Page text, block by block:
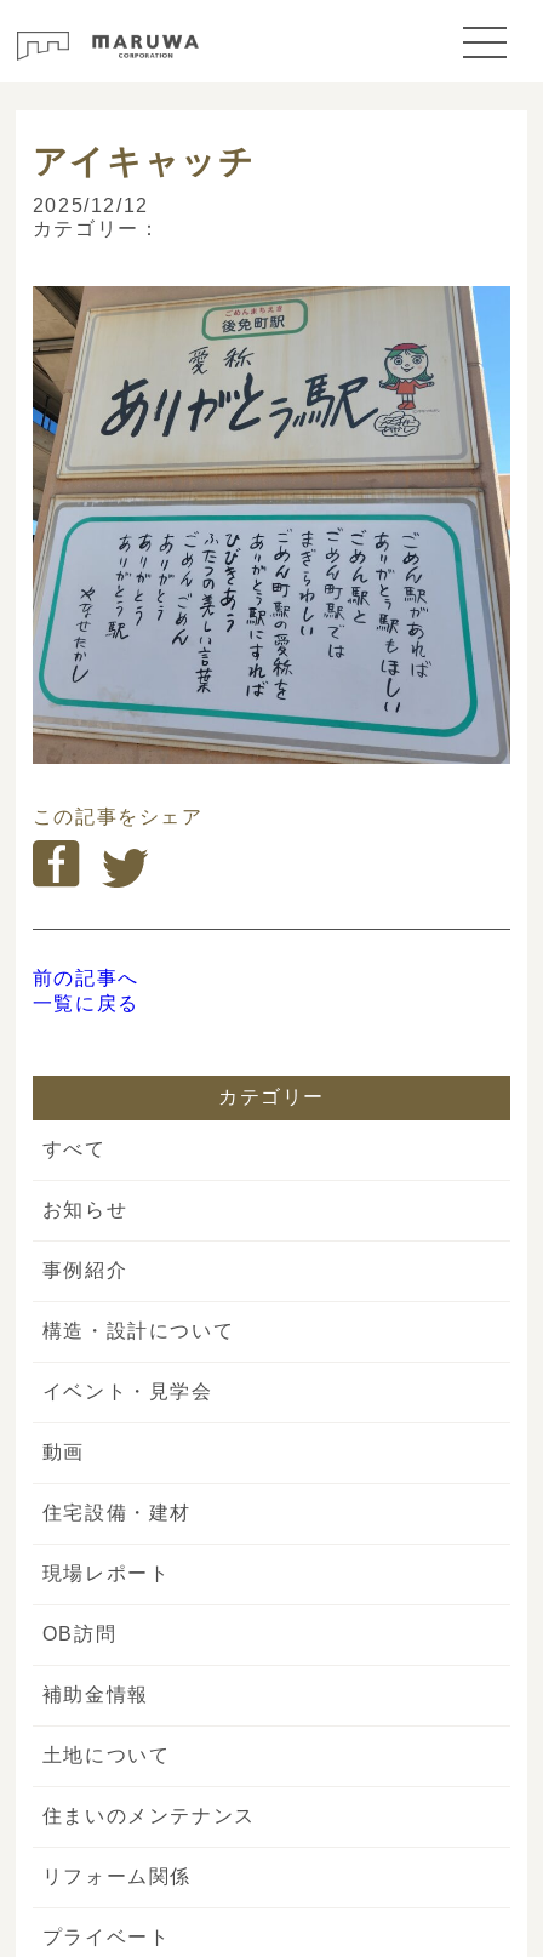
アイキャッチ
2025/12/12
カテゴリー：
この記事をシェア
前の記事へ
一覧に戻る
カテゴリー
すべて
お知らせ
事例紹介
構造・設計について
イベント・見学会
動画
住宅設備・建材
現場レポート
OB訪問
補助金情報
土地について
住まいのメンテナンス
リフォーム関係
プライベート